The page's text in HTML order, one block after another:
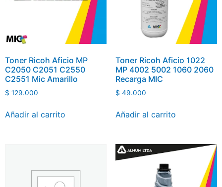
Toner Ricoh Aficio MP
C2050 C2051 C2550
C2551 Mic Amarillo
$ 129.000
Añadir al carrito
Toner Ricoh Aficio 1022
MP 4002 5002 1060 2060
Recarga MIC
$ 49.000
Añadir al carrito